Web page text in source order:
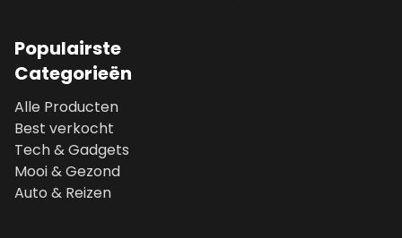
Populairste
Categorieën
Alle Producten
Best verkocht
Tech & Gadgets
Mooi & Gezond
Auto & Reizen